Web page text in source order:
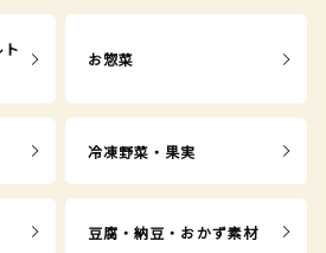
お惣菜
冷凍野菜・果実
豆腐・納豆・おかず素材